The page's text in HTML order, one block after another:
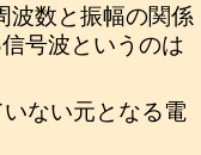
波数と振幅の関係
号波というのは
ない元となる電